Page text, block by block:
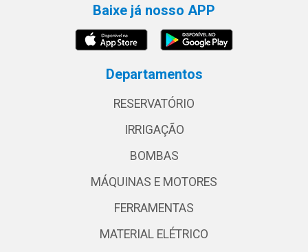
Baixe já nosso APP
Departamentos
RESERVATÓRIO
IRRIGAÇÃO
BOMBAS
MÁQUINAS E MOTORES
FERRAMENTAS
MATERIAL ELÉTRICO